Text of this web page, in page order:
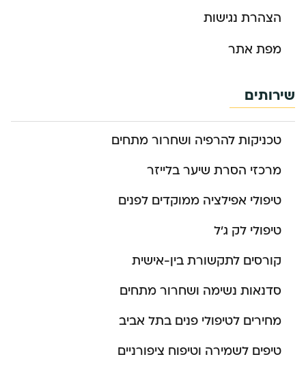
הצהרת נגישות
מפת אתר
שירותים
טכניקות להרפיה ושחרור מתחים
מרכזי הסרת שיער בלייזר
טיפולי אפילציה ממוקדים לפנים
טיפולי לק ג’ל
קורסים לתקשורת בין-אישית
סדנאות נשימה ושחרור מתחים
מחירים לטיפולי פנים בתל אביב
טיפים לשמירה וטיפוח ציפורניים